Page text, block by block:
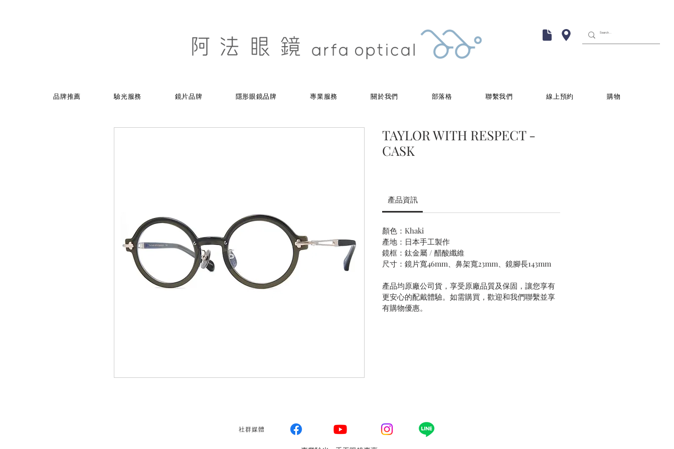
品牌推薦 驗光服務 鏡片品牌 隱形眼鏡品牌 專業服務 關於我們 部落格 聯繫我們 線上預約 購物
TAYLOR WITH RESPECT -
CASK
產品資訊
顏色：Khaki
產地：日本手工製作
鏡框：鈦金屬 / 醋酸纖維
尺寸：鏡片寬46mm、鼻架寬23mm、鏡腳長143mm
產品均原廠公司貨，享受原廠品質及保固，讓您享有
更安心的配戴體驗。如需購買，歡迎和我們聯繫並享
有購物優惠。
社群媒體